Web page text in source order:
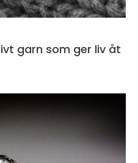
garn som ger liv åt